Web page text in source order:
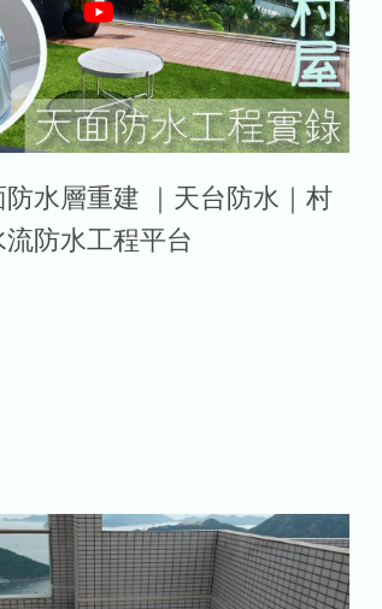
水層重建 ｜天台防水｜村
防水工程平台